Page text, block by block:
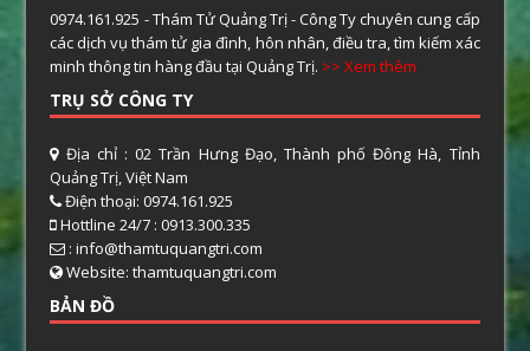
0974.161.925 - Thám Tử Quảng Trị - Công Ty chuyên cung cấp
các dịch vụ thám tử gia đình, hôn nhân, điều tra, tìm kiếm xác
minh thông tin hàng đầu tại Quảng Trị. >> Xem thêm
TRỤ SỞ CÔNG TY
Địa chỉ : 02 Trần Hưng Đạo, Thành phố Đông Hà, Tỉnh
Quảng Trị, Việt Nam
Điện thoại: 0974.161.925
Hottline 24/7 : 0913.300.335
: info@thamtuquangtri.com
Website: thamtuquangtri.com
BẢN ĐỒ